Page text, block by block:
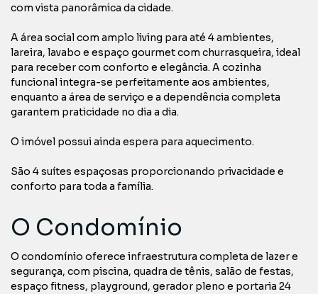
com vista panorâmica da cidade.
A área social com amplo living para até 4 ambientes,
lareira, lavabo e espaço gourmet com churrasqueira, ideal
para receber com conforto e elegância. A cozinha
funcional integra-se perfeitamente aos ambientes,
enquanto a área de serviço e a dependência completa
garantem praticidade no dia a dia.
O imóvel possui ainda espera para aquecimento.
São 4 suítes espaçosas proporcionando privacidade e
conforto para toda a família.
O Condomínio
O condomínio oferece infraestrutura completa de lazer e
segurança, com piscina, quadra de tênis, salão de festas,
espaço fitness, playground, gerador pleno e portaria 24